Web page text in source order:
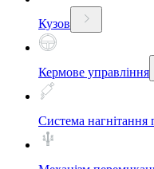
Кузов
Кермове управління
Система нагнітання